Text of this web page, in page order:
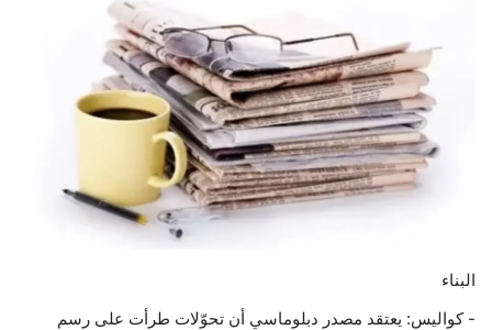
رياضة
البناء
- كواليس: يعتقد مصدر دبلوماسي أن تحوّلات طرأت على رسم